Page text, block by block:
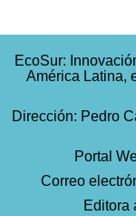
EcoSur:
América Latina,
Dirección: Pedro
Portal
Correo
Editora